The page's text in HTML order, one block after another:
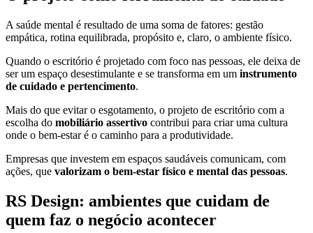
A saúde mental é resultado de uma soma de fatores: gestão
empática, rotina equilibrada, propósito e, claro, o ambiente físico.
Quando o escritório é projetado com foco nas pessoas, ele deixa de
ser um espaço desestimulante e se transforma em um instrumento
de cuidado e pertencimento.
Mais do que evitar o esgotamento, o projeto de escritório com a
escolha do mobiliário assertivo contribui para criar uma cultura
onde o bem-estar é o caminho para a produtividade.
Empresas que investem em espaços saudáveis comunicam, com
ações, que valorizam o bem-estar físico e mental das pessoas.
RS Design: ambientes que cuidam de
quem faz o negócio acontecer